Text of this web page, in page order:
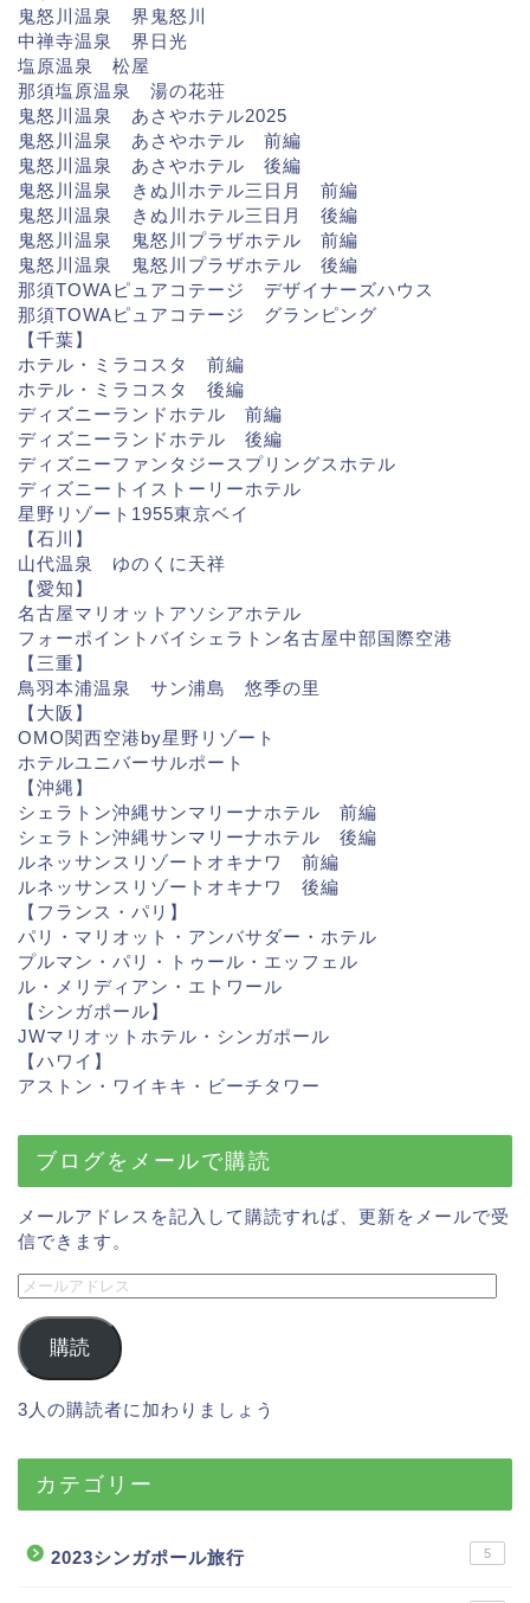
鬼怒川温泉 界鬼怒川
中禅寺温泉 界日光
塩原温泉 松屋
那須塩原温泉 湯の花荘
鬼怒川温泉 あさやホテル2025
鬼怒川温泉 あさやホテル 前編
鬼怒川温泉 あさやホテル 後編
鬼怒川温泉 きぬ川ホテル三日月 前編
鬼怒川温泉 きぬ川ホテル三日月 後編
鬼怒川温泉 鬼怒川プラザホテル 前編
鬼怒川温泉 鬼怒川プラザホテル 後編
那須TOWAピュアコテージ デザイナーズハウス
那須TOWAピュアコテージ グランピング
【千葉】
ホテル・ミラコスタ 前編
ホテル・ミラコスタ 後編
ディズニーランドホテル 前編
ディズニーランドホテル 後編
ディズニーファンタジースプリングスホテル
ディズニートイストーリーホテル
星野リゾート1955東京ベイ
【石川】
山代温泉 ゆのくに天祥
【愛知】
名古屋マリオットアソシアホテル
フォーポイントバイシェラトン名古屋中部国際空港
【三重】
鳥羽本浦温泉 サン浦島 悠季の里
【大阪】
OMO関西空港by星野リゾート
ホテルユニバーサルポート
【沖縄】
シェラトン沖縄サンマリーナホテル 前編
シェラトン沖縄サンマリーナホテル 後編
ルネッサンスリゾートオキナワ 前編
ルネッサンスリゾートオキナワ 後編
【フランス・パリ】
パリ・マリオット・アンバサダー・ホテル
プルマン・パリ・トゥール・エッフェル
ル・メリディアン・エトワール
【シンガポール】
JWマリオットホテル・シンガポール
【ハワイ】
アストン・ワイキキ・ビーチタ ワー
ブログをメールで購読
メールアドレスを記入して購読すれば、更新をメールで受
信できます。
購読
3人の購読者に加わりましょう
カテゴリー
2023シンガポール旅行 5